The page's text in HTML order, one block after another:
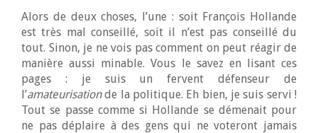
Alors de deux choses, l’une : soit François Hollande
est très mal conseillé, soit il n’est pas conseillé du
tout. Sinon, je ne vois pas comment on peut réagir de
manière aussi minable. Vous le savez en lisant ces
pages : je suis un fervent défenseur de
l’amateurisationde la politique. Eh bien, je suis servi !
Tout se passe comme si Hollande se démenait pour
ne pas déplaire à des gens qui ne voteront jamais